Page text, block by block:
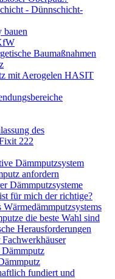
- Dünnschicht-
bauen
Baumaßnahmen
mit Aerogelen HASIT
des
222
Dämmputzsystem
anfordern
Dämmputzsysteme
für mich der richtige?
die beste Wahl sind
Herausforderungen
fundiert und